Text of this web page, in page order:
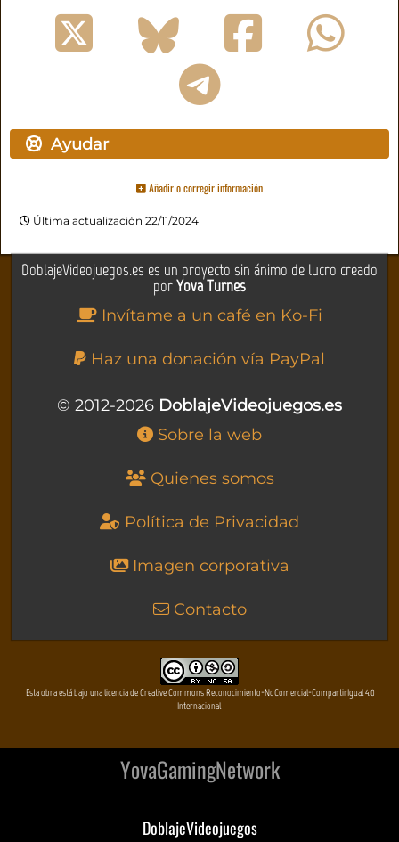
Ayudar
Añadir o corregir información
Última actualización 22/11/2024
DoblajeVideojuegos.es es un proyecto sin ánimo de lucro creado
porYova Turnes
Invítame a un café en Ko-Fi
Haz una donación vía PayPal
© 2012-2026 DoblajeVideojuegos.es
Sobre la web
Quienes somos
Política de Privacidad
Imagen corporativa
Contacto
Esta obra está bajo una licencia de Creative Commons Reconocimiento-NoComercial-CompartirIgual 4.0
Internacional
YovaGamingNetwork
DoblajeVideojuegos